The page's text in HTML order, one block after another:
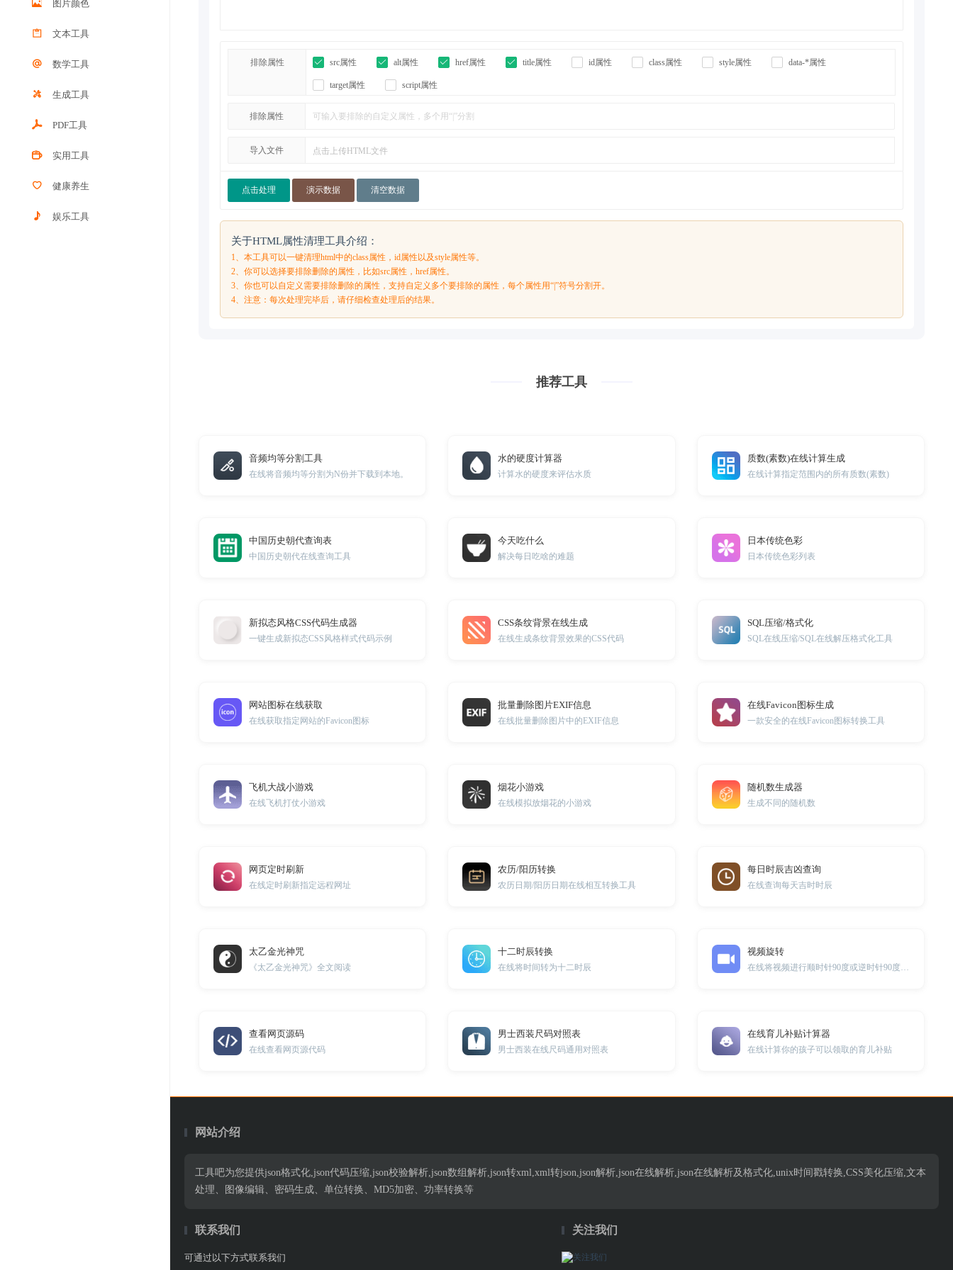
图片颜色
文本工具
数学工具
生成工具
PDF工具
实用工具
健康养生
娱乐工具
排除属性 src属性 alt属性 href属性 title属性 id属性 class属性 style属性 data-*属性
target属性 script属性
排除属性
导入文件 点击上传HTML文件
点击处理 演示数据 清空数据
关于HTML属性清理工具介绍：
1、本工具可以一键清理html中的class属性，id属性以及style属性等。
2、你可以选择要排除删除的属性，比如src属性，href属性。
3、你也可以自定义需要排除删除的属性，支持自定义多个要排除的属性，每个属性用“|”符号分割开。
4、注意：每次处理完毕后，请仔细检查处理后的结果。
推荐工具
音频均等分割工具
在线将音频均等分割为N份并下载到本地。
水的硬度计算器
计算水的硬度来评估水质
质数(素数)在线计算生成
在线计算指定范围内的所有质数(素数)
中国历史朝代查询表
中国历史朝代在线查询工具
今天吃什么
解决每日吃啥的难题
日本传统色彩
日本传统色彩列表
新拟态风格CSS代码生成器
一键生成新拟态CSS风格样式代码示例
CSS条纹背景在线生成
在线生成条纹背景效果的CSS代码
SQL压缩/格式化
SQL在线压缩/SQL在线解压格式化工具
网站图标在线获取
在线获取指定网站的Favicon图标
批量删除图片EXIF信息
在线批量删除图片中的EXIF信息
在线Favicon图标生成
一款安全的在线Favicon图标转换工具
飞机大战小游戏
在线飞机打仗小游戏
烟花小游戏
在线模拟放烟花的小游戏
随机数生成器
生成不同的随机数
网页定时刷新
在线定时刷新指定远程网址
农历/阳历转换
农历日期/阳历日期在线相互转换工具
每日时辰吉凶查询
在线查询每天吉时时辰
太乙金光神咒
《太乙金光神咒》全文阅读
十二时辰转换
在线将时间转为十二时辰
视频旋转
在线将视频进行顺时针90度或逆时针90度旋转并下载到本地。
查看网页源码
在线查看网页源代码
男士西装尺码对照表
男士西装在线尺码通用对照表
在线育儿补贴计算器
在线计算你的孩子可以领取的育儿补贴
网站介绍
工具吧为您提供json格式化,json代码压缩,json校验解析,json数组解析,json转xml,xml转json,json解析,json在线解析,json在线解析及格式化,unix时间戳转换,CSS美化压缩,文本
处理、图像编辑、密码生成、单位转换、MD5加密、功率转换等
关注我们
联系我们
可通过以下方式联系我们